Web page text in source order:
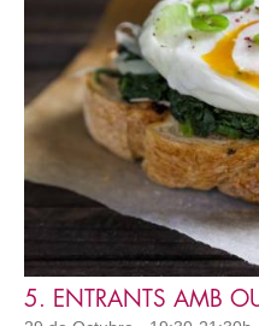
5. ENTRANTS AMB